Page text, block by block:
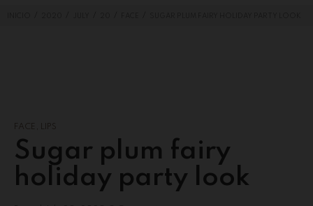
FACE , LIPS
Sugar plum fairy
holiday party look